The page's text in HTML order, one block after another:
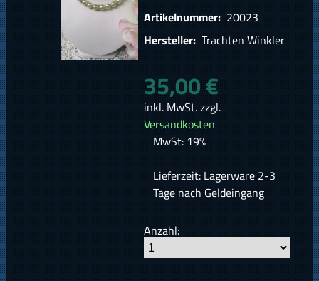
Artikelnummer: 20023
Hersteller: Trachten Winkler
35,00 €
inkl. MwSt. zzgl.
Versandkosten
MwSt: 19%
Lieferzeit: Lagerware 2-3
Tage nach Geldeingang
Anzahl: